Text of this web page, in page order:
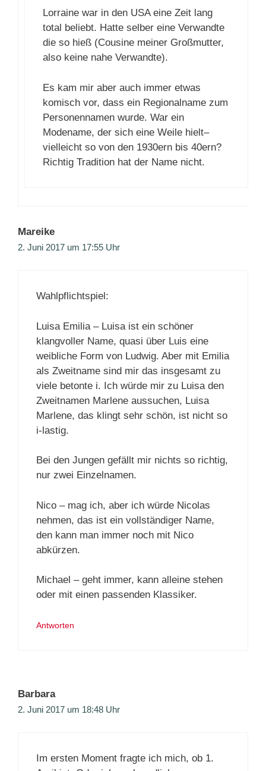
Lorraine war in den USA eine Zeit lang
total beliebt. Hatte selber eine Verwandte
die so hieß (Cousine meiner Großmutter,
also keine nahe Verwandte).
Es kam mir aber auch immer etwas
komisch vor, dass ein Regionalname zum
Personennamen wurde. War ein
Modename, der sich eine Weile hielt–
vielleicht so von den 1930ern bis 40ern?
Richtig Tradition hat der Name nicht.
Mareike
2. Juni 2017 um 17:55 Uhr
Wahlpflichtspiel:
Luisa Emilia – Luisa ist ein schöner
klangvoller Name, quasi über Luis eine
weibliche Form von Ludwig. Aber mit Emilia
als Zweitname sind mir das insgesamt zu
viele betonte i. Ich würde mir zu Luisa den
Zweitnamen Marlene aussuchen, Luisa
Marlene, das klingt sehr schön, ist nicht so
i-lastig.
Bei den Jungen gefällt mir nichts so richtig,
nur zwei Einzelnamen.
Nico – mag ich, aber ich würde Nicolas
nehmen, das ist ein vollständiger Name,
den kann man immer noch mit Nico
abkürzen.
Michael – geht immer, kann alleine stehen
oder mit einen passenden Klassiker.
Antworten
Barbara
2. Juni 2017 um 18:48 Uhr
Im ersten Moment fragte ich mich, ob 1.